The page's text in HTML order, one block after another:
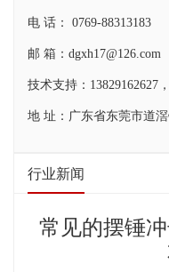
电 话： 0769-88313183
邮 箱：dgxh17@126.com
技术支持：13829162627
地 址：广东省东莞市道
行业新闻
常见的摆锤